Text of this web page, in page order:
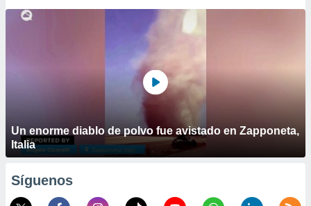
Un enorme diablo de polvo fue avistado en Zapponeta,
Italia
Síguenos